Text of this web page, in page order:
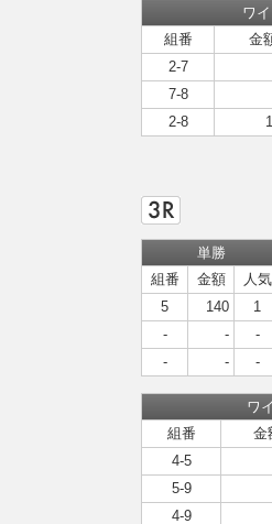
ワ
組番
金
2-7
7-8
2-8
単勝
組番
金額
人気
5
140
1
-
-
-
-
- -
ワ
組番
金
4-5
5-9
4-9